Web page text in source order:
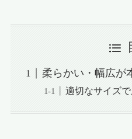
柔らかい・幅広が
適切なサイズ